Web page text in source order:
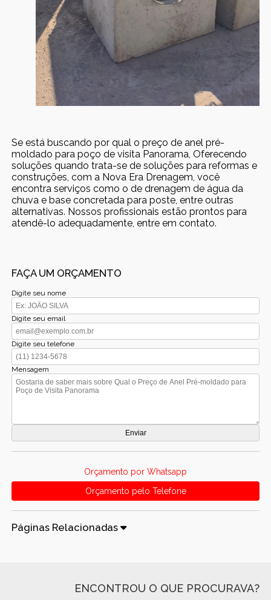
Se está buscando por qual o preço de anel pré-
moldado para poço de visita Panorama, Oferecendo
soluções quando trata-se de soluções para reformas e
construções, com a Nova Era Drenagem, você
encontra serviços como o de drenagem de água da
chuva e base concretada para poste, entre outras
alternativas. Nossos profissionais estão prontos para
atendê-lo adequadamente, entre em contato.
FAÇA UM ORÇAMENTO
Digite seu nome
Digite seu email
Digite seu telefone
Mensagem
Orçamento por Whatsapp
Orçamento pelo Telefone
Páginas Relacionadas
ENCONTROU O QUE PROCURAVA?